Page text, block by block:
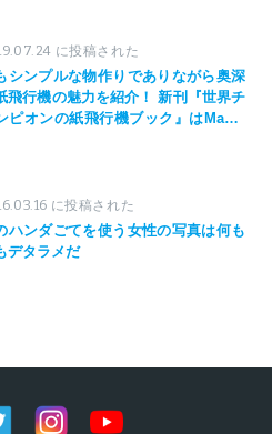
に投稿された
シンプルな物作りでありながら奥深
飛行機の魅力を紹介！ 新刊『世界チ
ピオンの紙飛行機ブック』はMaker
に投稿された
ハンダごてを使う女性の写真は何も
デタラメだ